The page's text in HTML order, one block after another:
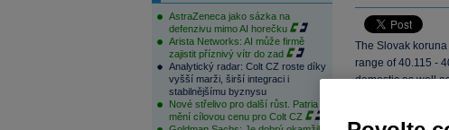
AstraZeneca jako sázka na
defenzivu mimo AI horečku
Arista Networks: AI může firmě
zajistit příznivý vítr do zad
Analytický radar: Colt CZ roste díky
vyšší marži, širší integraci i
stabilnějšímu byznysu
Nové střelivo pro další růst. Patria
mění cílovou cenu pro Colt CZ
The Slovak
range of 40.115 -
domestic as well